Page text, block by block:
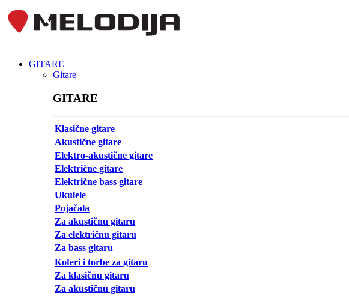
GITARE
Gitare
GITARE
Klasične gitare
Akustične gitare
Elektro-akustične gitare
Električne gitare
Električne bass gitare
Ukulele
Pojačala
Za akustičnu gitaru
Za električnu gitaru
Za bass gitaru
Koferi i torbe za gitaru
Za klasičnu gitaru
Za akustičnu gitaru